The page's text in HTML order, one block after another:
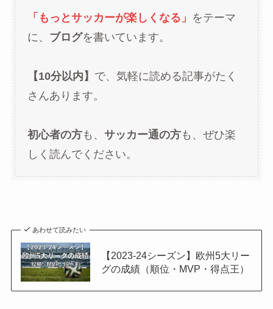
「もっとサッカーが楽しくなる」 をテーマ
に、 ブログを書いています。
【10分以内】 で、気軽に読める記事がたく
さんあります。
初心者の方も、 サッカー通の方も、ぜひ楽
しく読んでください。
あわせて読みたい
【2023-24シーズン】欧州5大リー
グの成績（順位・MVP・得点王）